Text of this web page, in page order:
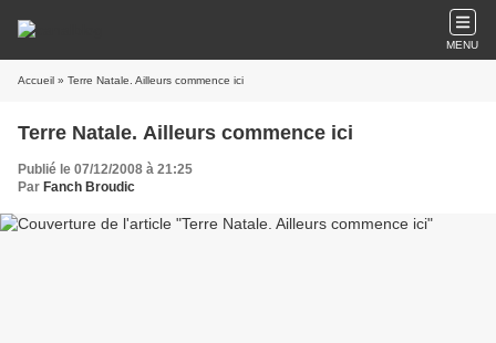
MENU
Accueil » Terre Natale. Ailleurs commence ici
Terre Natale. Ailleurs commence ici
Publié le 07/12/2008 à 21:25
Par Fanch Broudic